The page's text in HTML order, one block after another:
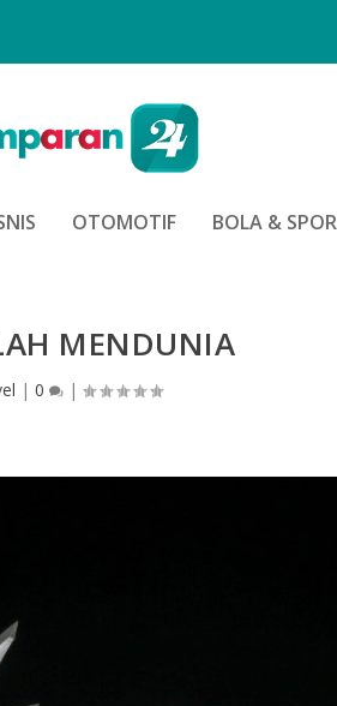
OTOMOTIF BOLA &
MENDUNIA
| 0 |